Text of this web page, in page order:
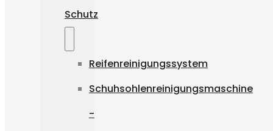
Schutz
Reifenreinigungssystem
Schuhsohlenreinigungsmaschine
-